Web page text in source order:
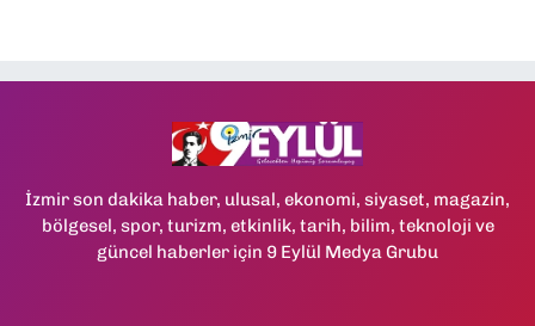
İzmir son dakika haber, ulusal, ekonomi, siyaset, magazin,
bölgesel, spor, turizm, etkinlik, tarih, bilim, teknoloji ve
güncel haberler için 9 Eylül Medya Grubu